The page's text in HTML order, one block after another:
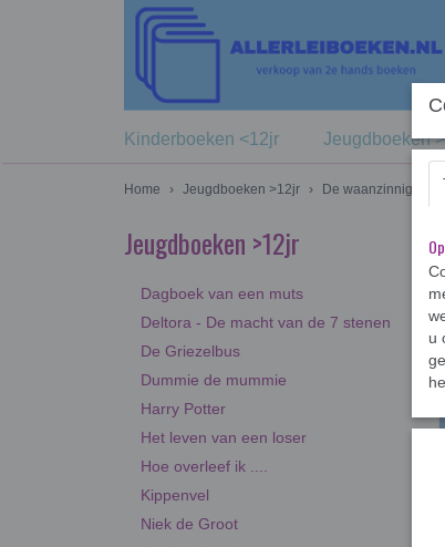
Kinderboeken <12jr Jeugdboeken
Home › Jeugdboeken >12jr › De waanzinnige
Jeugdboeken >12jr
Dagboek van een muts
Deltora - De macht van de 7 stenen
De Griezelbus
Dummie de mummie
Harry Potter
Het leven van een loser
Hoe overleef ik ....
Kippenvel
Niek de Groot
u